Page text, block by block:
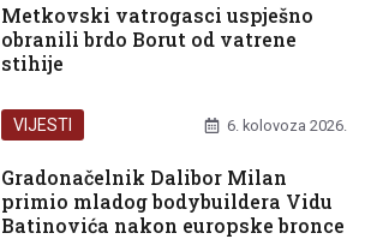
Metkovski vatrogasci uspješno
obranili brdo Borut od vatrene
stihije
VIJESTI 6. kolovoza 2026.
Gradonačelnik Dalibor Milan
primio mladog bodybuildera Vidu
Batinovića nakon europske bronce